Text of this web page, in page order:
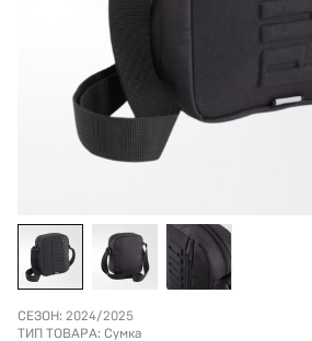
СЕЗОН: 2024/2025
ТИП ТОВАРА: Сумка